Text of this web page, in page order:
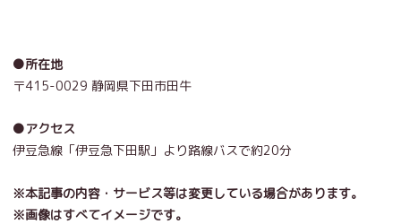
●所在地
〒415-0029 静岡県下田市田牛
●アクセス
伊豆急線「伊豆急下田駅」より路線バスで約20分
※本記事の内容・サービス等は変更している場合があります。
※画像はすべてイメージです。